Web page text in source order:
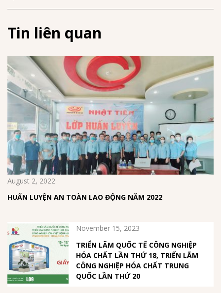
Tin liên quan
August 2, 2022
HUẤN LUYỆN AN TOÀN LAO ĐỘNG NĂM 2022
November 15, 2023
TRIỂN LÃM QUỐC TẾ CÔNG NGHIỆP
HÓA CHẤT LẦN THỨ 18, TRIỂN LÃM
CÔNG NGHIỆP HÓA CHẤT TRUNG
QUỐC LẦN THỨ 20